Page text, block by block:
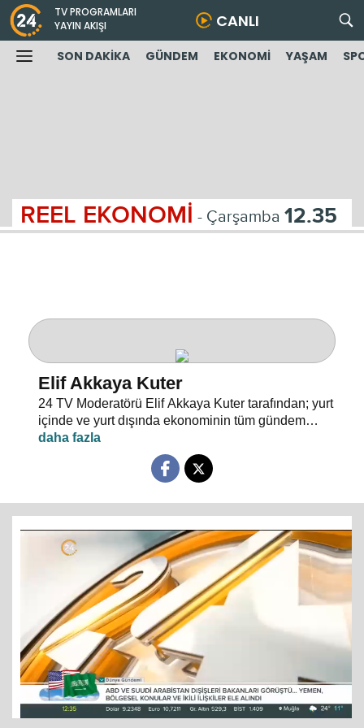
TV PROGRAMLARI
YAYIN AKIŞI
CANLI
SON DAKİKA GÜNDEM EKONOMİ YAŞAM
REEL EKONOMİ - Çarşamba 12.35
Elif Akkaya Kuter
24 TV Moderatörü Elif Akkaya Kuter tarafından; yurt
içinde ve yurt dışında ekonominin tüm gündem
maddeleri ve alanında uzman stüdyo konuklarıyla
sebep sonuç ilişkileri analiz ediliyor.